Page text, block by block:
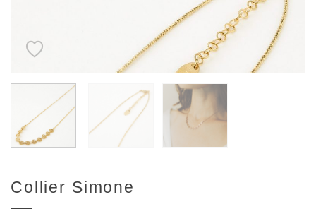
Collier Simone